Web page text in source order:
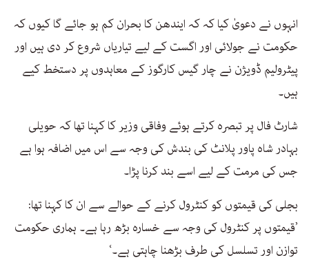
انہوں نے دعویٰ کیا کہ کہ ایندھن کا بحران کم ہو جائے گا کیوں کہ
حکومت نے جولائی اور اگست کے لیے تیاریاں شروع کر دی ہیں اور
پیٹرولیم ڈویژن نے چار گیس کارگوز کے معاہدوں پر دستخط کیے
ہیں۔
شارٹ فال پر تبصرہ کرتے ہوئے وفاقی وزیر کا کہنا تھا کہ حویلی
بہادر شاہ پاور پلانٹ کی بندش کی وجہ سے اس میں اضافہ ہوا ہے
جس کی مرمت کے لیے اسے بند کرنا پڑا۔
بجلی کی قیمتوں کو کنٹرول کرنے کے حوالے سے ان کا کہنا تھا:
’قیمتوں پر کنٹرول کی وجہ سے خسارہ بڑھ رہا ہے۔ ہماری حکومت
توازن اور تسلسل کی طرف بڑھنا چاہتی ہے۔‘